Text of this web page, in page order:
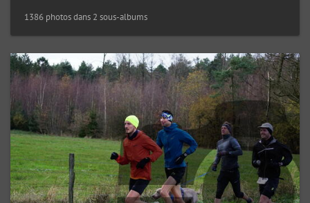
1386 photos dans 2 sous-albums